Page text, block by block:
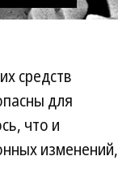
средств
для
что и
изменений,